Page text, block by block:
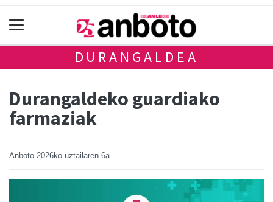
DURANGALDEA
Durangaldeko guardiako
farmaziak
Anboto 2026ko uztailaren 6a